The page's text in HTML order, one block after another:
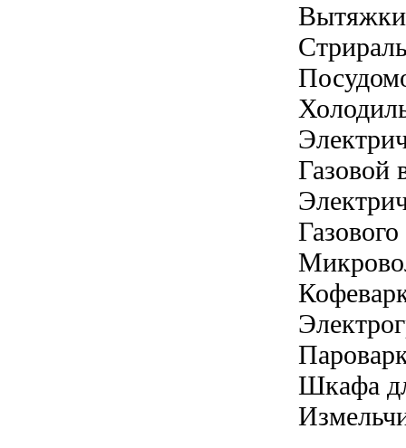
Вытяжки
Газовой
Шкафа